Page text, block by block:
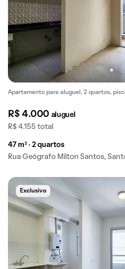
Apartamento para aluguel, 2 quartos,
R$ 4.000 aluguel
R$ 4.155 total
47 m² · 2 quartos
Rua Geógrafo Milton Santos,
Exclusivo